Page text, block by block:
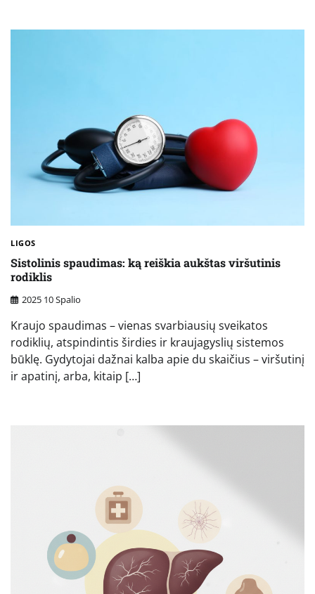
LIGOS
Sistolinis spaudimas: ką reiškia aukštas viršutinis
rodiklis
2025 10 Spalio
Kraujo spaudimas – vienas svarbiausių sveikatos
rodiklių, atspindintis širdies ir kraujagyslių sistemos
būklę. Gydytojai dažnai kalba apie du skaičius – viršutinį
ir apatinį, arba, kitaip […]